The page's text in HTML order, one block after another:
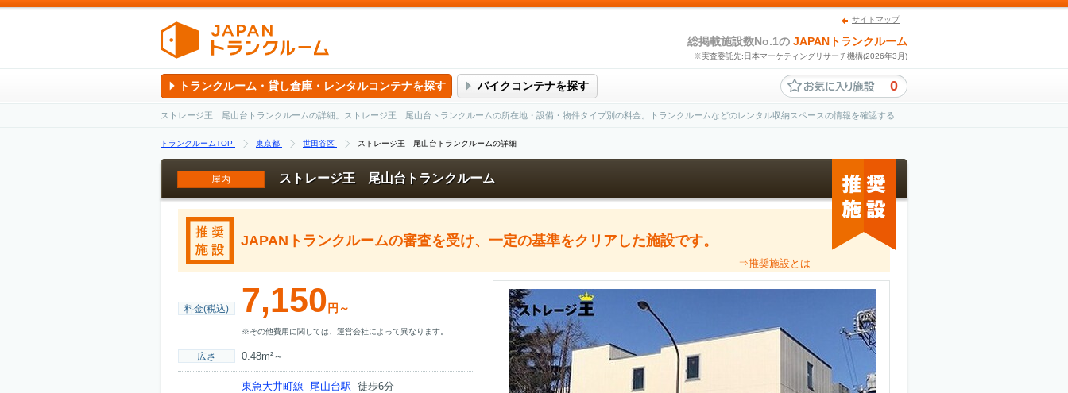
サイトマップ
総掲載施設数No.1の JAPANトランクルーム
※実査委託先:日本マーケティングリサーチ機構(2026年3月)
トランクルーム・貸し倉庫・レンタルコンテナを探す バイクコンテナを探す 0
ストレージ王 尾山台トランクルームの詳細。ストレージ王 尾山台トランクルームの所在地・設備・物件タイプ別の料金。トランクルームなどのレンタル収納スペースの情報を確認する
トランクルームTOP 東京都 世田谷区 ストレージ王 尾山台トランクルームの詳細
屋内 ストレージ王 尾山台トランクルーム
JAPANトランクルームの審査を受け、一定の基準をクリアした施設です。
⇒推奨施設とは
料金(税込) 7,150 円～
※その他費用に関しては、運営会社によって異なります。
広さ 0.48m²～
東急大井町線 尾山台駅 徒歩6分